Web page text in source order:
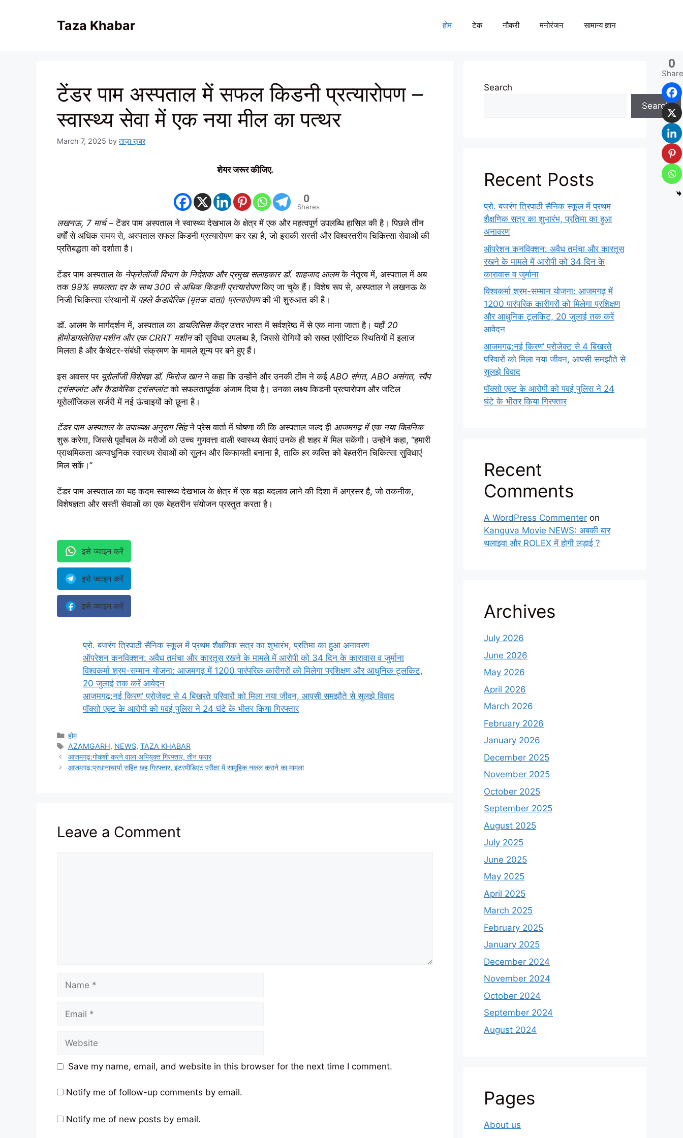
Taza Khabar होम टेक नौकरी मनोरंजन सामान्य ज्ञान
टेंडर पाम अस्पताल में सफल किडनी प्रत्यारोपण –
स्वास्थ्य सेवा में एक नया मील का पत्थर
March 7, 2025 by ताज़ा ख़बर
शेयर जरूर कीजिए.
0
Shares
लखनऊ, 7 मार्च– टेंडर पाम अस्पताल ने स्वास्थ्य देखभाल के क्षेत्र में एक और महत्वपूर्ण उपलब्धि हासिल की है। पिछले तीन
वर्षों से अधिक समय से, अस्पताल सफल किडनी प्रत्यारोपण कर रहा है, जो इसकी सस्ती और विश्वस्तरीय चिकित्सा सेवाओं की
प्रतिबद्धता को दर्शाता है।
टेंडर पाम अस्पताल के नेफ्रोलॉजी विभाग के निदेशक और प्रमुख सलाहकार डॉ. शाहजाद आलमके नेतृत्व में, अस्पताल में अब
तक 99% सफलता दर के साथ 300 से अधिक किडनी प्रत्यारोपणकिए जा चुके हैं। विशेष रूप से, अस्पताल ने लखनऊ के
निजी चिकित्सा संस्थानों में पहले कैडावेरिक (मृतक दाता) प्रत्यारोपणकी भी शुरुआत की है।
डॉ. आलम के मार्गदर्शन में, अस्पताल का डायलिसिस केंद्रउत्तर भारत में सर्वश्रेष्ठ में से एक माना जाता है। यहाँ 20
हीमोडायलेसिस मशीन और एक CRRT मशीनकी सुविधा उपलब्ध है, जिससे रोगियों को सख्त एसीप्टिक स्थितियों में इलाज
मिलता है और कैथेटर-संबंधी संक्रमण के मामले शून्य पर बने हुए हैं।
इस अवसर पर यूरोलॉजी विशेषज्ञ डॉ. फिरोज खानने कहा कि उन्होंने और उनकी टीम ने कई ABO संगत, ABO असंगत, स्वैप
ट्रांसप्लांट और कैडावेरिक ट्रांसप्लांटको सफलतापूर्वक अंजाम दिया है। उनका लक्ष्य किडनी प्रत्यारोपण और जटिल
यूरोलॉजिकल सर्जरी में नई ऊंचाइयों को छूना है।
टेंडर पाम अस्पताल के उपाध्यक्ष अनुराग सिंहने प्रेस वार्ता में घोषणा की कि अस्पताल जल्द ही आजमगढ़ में एक नया क्लिनिक
शुरू करेगा, जिससे पूर्वांचल के मरीजों को उच्च गुणवत्ता वाली स्वास्थ्य सेवाएं उनके ही शहर में मिल सकेंगी। उन्होंने कहा, “हमारी
प्राथमिकता अत्याधुनिक स्वास्थ्य सेवाओं को सुलभ और किफायती बनाना है, ताकि हर व्यक्ति को बेहतरीन चिकित्सा सुविधाएं
मिल सकें।”
टेंडर पाम अस्पताल का यह कदम स्वास्थ्य देखभाल के क्षेत्र में एक बड़ा बदलाव लाने की दिशा में अग्रसर है, जो तकनीक,
विशेषज्ञता और सस्ती सेवाओं का एक बेहतरीन संयोजन प्रस्तुत करता है।
इसे ज्वाइन करें
इसे ज्वाइन करें
इसे ज्वाइन करें
प्रो. बजरंग त्रिपाठी सैनिक स्कूल में प्रथम शैक्षणिक सत्र का शुभारंभ, प्रतिमा का हुआ अनावरण
ऑपरेशन कनविक्शन: अवैध तमंचा और कारतूस रखने के मामले में आरोपी को 34 दिन के कारावास व जुर्माना
विश्वकर्मा श्रम-सम्मान योजना: आजमगढ़ में 1200 पारंपरिक कारीगरों को मिलेगा प्रशिक्षण और आधुनिक टूलकिट,
20 जुलाई तक करें आवेदन
आजमगढ़:नई किरण’ प्रोजेक्ट से 4 बिखरते परिवारों को मिला नया जीवन, आपसी समझौते से सुलझे विवाद
पॉक्सो एक्ट के आरोपी को पवई पुलिस ने 24 घंटे के भीतर किया गिरफ्तार
0
Categories
होम
Tags
AZAMGARH, NEWS, TAZA KHABAR
आजमगढ़:गोकशी करने वाला अभियुक्त गिरफ्तार, तीन फरार
आजमगढ़:प्रधानाचार्या सहित छह गिरफ्तार, इंटरमीडिएट परीक्षा में सामूहिक नकल कराने का मामला
Leave a Comment
Name
Email
Website
Save my name, email, and website in this browser for the next time I comment.
Notify me of follow-up comments by email.
Notify me of new posts by email.
Search
Search
Recent Posts
प्रो. बजरंग त्रिपाठी सैनिक स्कूल में प्रथम
शैक्षणिक सत्र का शुभारंभ, प्रतिमा का हुआ
अनावरण
ऑपरेशन कनविक्शन: अवैध तमंचा और कारतूस
रखने के मामले में आरोपी को 34 दिन के
कारावास व जुर्माना
विश्वकर्मा श्रम-सम्मान योजना: आजमगढ़ में
1200 पारंपरिक कारीगरों को मिलेगा प्रशिक्षण
और आधुनिक टूलकिट, 20 जुलाई तक करें
आवेदन
आजमगढ़:नई किरण’ प्रोजेक्ट से 4 बिखरते
परिवारों को मिला नया जीवन, आपसी समझौते से
सुलझे विवाद
पॉक्सो एक्ट के आरोपी को पवई पुलिस ने 24
घंटे के भीतर किया गिरफ्तार
Recent
Comments
A WordPress Commenter on
Kanguva Movie NEWS: अबकी बार
थलाइवा और ROLEX में होगी लड़ाई ?
Archives
July 2026
June 2026
May 2026
April 2026
March 2026
February 2026
January 2026
December 2025
November 2025
October 2025
September 2025
August 2025
July 2025
June 2025
May 2025
April 2025
March 2025
February 2025
January 2025
December 2024
November 2024
October 2024
September 2024
August 2024
Pages
About us